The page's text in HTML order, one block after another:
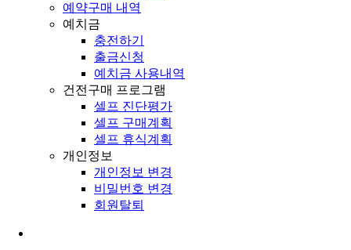
예약구매 내역
예치금
충전하기
출금신청
예치금 사용내역
건전구매 프로그램
셀프 진단평가
셀프 구매계획
셀프 휴식계획
개인정보
개인정보 변경
비밀번호 변경
회원탈퇴